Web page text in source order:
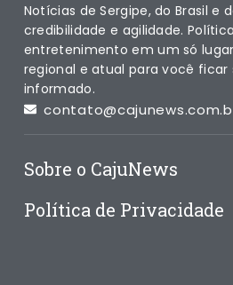
Notícias de Sergipe, do Brasil e
credibilidade e agilidade.
entretenimento em um só
regional e atual para você ficar
informado.
Sobre o CajuNews
Política de Privacidade